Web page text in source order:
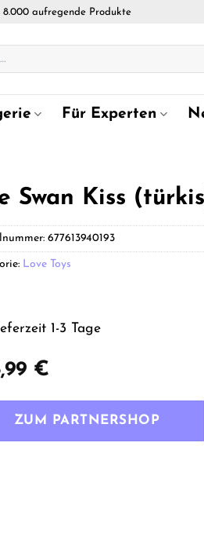
8.000 aufregende Produkte
Für Experten
Swan Kiss
€
1-3 Tage
ZUM PARTNERSHOP
677613940193
Love Toys